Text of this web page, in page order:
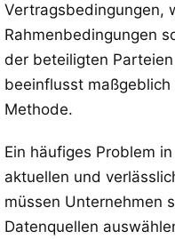
Vertragsbedingungen,
Rahmenbedingungen
der beteiligten
beeinflusst
Methode.
Ein häufiges Problem
aktuellen und
müssen Unternehmen
Datenquellen